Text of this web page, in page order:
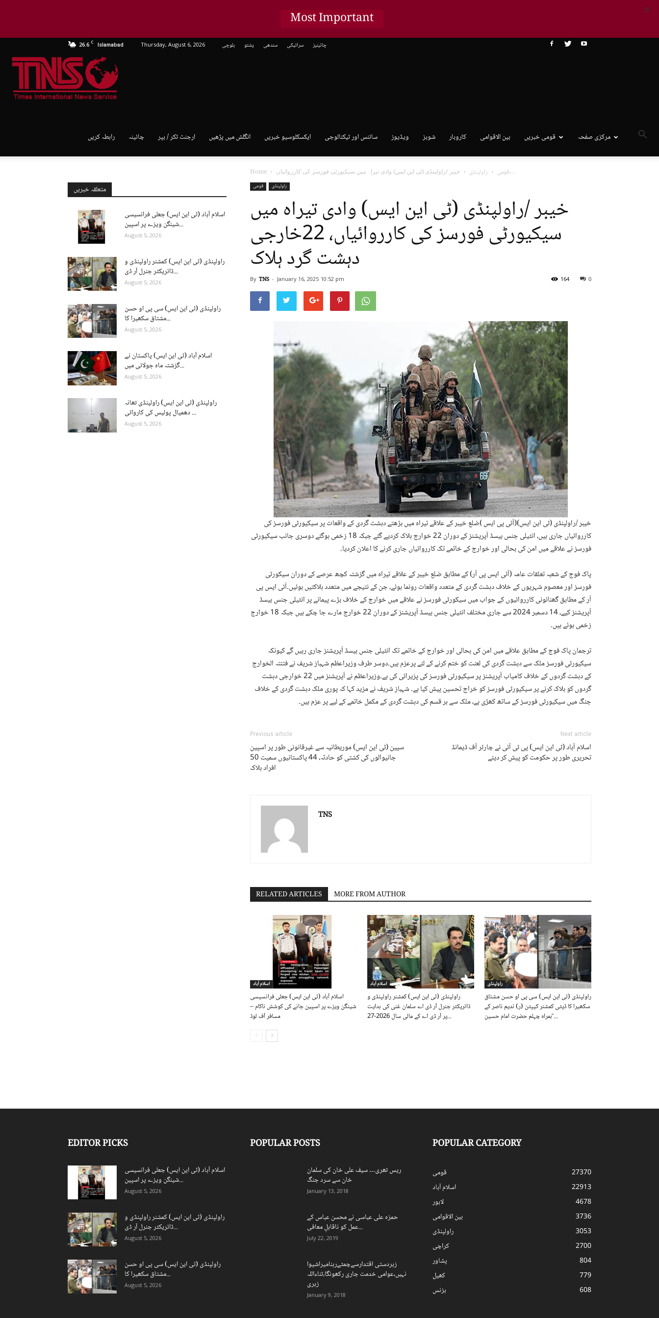
26.6 C Islamabad Thursday, August 6, 2026 بلوچی پشتو سندھی سرائیکی چائینیز
رابطہ کریں چائینہ ارجنٹ ٹکر / بپر انگلش میں پڑھیں ایکسکلوسیو خبریں سائنس اور ٹیکنالوجی ویڈیوز شوبز کاروبار بین الاقوامی قومی خبریں مرکزی صفحہ
Home قومی راولپنڈی
خیبر /راولپنڈی (ٹی این ایس) وادی تیراہ میں سیکیورٹی فورسز کی کارروائیاں،...
قومی
راولپنڈی
خیبر /راولپنڈی (ٹی این ایس) وادی تیراہ میں
سیکیورٹی فورسز کی کارروائیاں، 22خارجی
دہشت گرد ہلاک
By TNS - January 16, 2025 10:52 pm 0
164
خیبر /راولپنڈی (ٹی این ایس)(آئی پی ایس )ضلع خیبر کے علاقے تیراہ میں بڑھتے دہشت گردی کے واقعات پر سیکیورٹی فورسز کی
کارروائیاں جاری ہیں، انٹیلی جنس بیسڈ آپریشنز کے دوران 22 خوارج ہلاک کردیے گئے جبکہ 18 زخمی ہوگئے دوسری جانب سیکیورٹی
فورسز نے علاقے میں امن کی بحالی اور خوارج کے خاتمے تک کارروائیاں جاری کرنے کا اعلان کردیا۔
پاک فوج کے شعبہ تعلقات عامہ (آئی ایس پی آر) کے مطابق ضلع خیبر کے علاقے تیراہ میں گزشتہ کچھ عرصے کے دوران سیکورٹی
فورسز اور معصوم شہریوں کے خلاف دہشت گردی کے متعدد واقعات رونما ہوئے، جن کے نتیجے میں متعدد ہلاکتیں ہوئیں۔آئی ایس پی
آر کے مطابق گھنائونی کارروائیوں کے جواب میں سیکورٹی فورسز نے علاقے میں خوارج کے خلاف بڑے پیمانے پر انٹیلی جنس بیسڈ
آپریشنز کیے، 14 دسمبر 2024 سے جاری مختلف انٹیلی جنس بیسڈ آپریشنز کے دوران 22 خوارج مارے جا چکے ہیں جبکہ 18 خوارج
زخمی ہوئے ہیں۔
ترجمان پاک فوج کے مطابق علاقے میں امن کی بحالی اور خوارج کے خاتمے تک انٹیلی جنس بیسڈ آپریشنز جاری رہیں گے کیونکہ
سیکیورٹی فورسز ملک سے دہشت گردی کی لعنت کو ختم کرنے کے لئے پرعزم ہیں۔دوسر طرف وزیراعظم شہباز شریف نے فتنتہ الخوارج
کے دہشت گردوں کے خلاف کامیاب آپریشنز پر سیکیورٹی فورسز کی پزیرائی کی ہے۔وزیراعظم نے آپریشنز میں 22 خوارجی دہشت
گردوں کو ہلاک کرنے پر سیکیورٹی فورسز کو خراج تحسین پیش کیا ہے۔ شہباز شریف نے مزید کہا کہ پوری ملک دہشت گردی کے خلاف
جنگ میں سیکیورٹی فورسز کے ساتھ کھڑی ہے، ملک سے ہر قسم کی دہشت گردی کے مکمل خاتمے کے لیے پر عزم ہیں۔
Previous article
سپین (ٹی این ایس) موریطانیہ سے غیرقانونی طور پر اسپین
جانیوالوں کی کشتی کو حادثہ، 44 پاکستانیوں سمیت 50
افراد ہلاک
Next article
اسلام آباد (ٹی این ایس) پی ٹی آئی نے چارٹر آف ڈیمانڈ
تحریری طور پر حکومت کو پیش کر دیئے
TNS
RELATED ARTICLES MORE FROM AUTHOR
اسلام آباد
اسلام آباد (ٹی این ایس) جعلی فرانسیسی
شینگن ویزے پر اسپین جانے کی کوشش ناکام –
مسافر آف لوڈ
اسلام آباد
راولپنڈی (ٹی این ایس) کمشنر راولپنڈی و
ڈائریکٹر جنرل آر ڈی اے سلمان غنی کی ہدایت
پر آر ڈی اے کے مالی سال 2026-27...
راولپنڈی
راولپنڈی (ٹی این ایس) سی پی او حسن مشتاق
سکھیرا کا ڈپٹی کمشنر کیپٹن (ر) ندیم ناصر کے
ہمراہ چہلم حضرت امام حسین ؓ...
متعلقہ خبریں
اسلام آباد (ٹی این ایس) جعلی فرانسیسی
شینگن ویزے پر اسپین...
August 5, 2026
راولپنڈی (ٹی این ایس) کمشنر راولپنڈی و
ڈائریکٹر جنرل آر ڈی...
August 5, 2026
راولپنڈی (ٹی این ایس) سی پی او حسن
مشتاق سکھیرا کا...
August 5, 2026
اسلام آباد (ٹی این ایس) پاکستان نے
گزشتہ ماہ جولائی میں...
August 5, 2026
راولپنڈی (ٹی این ایس) راولپنڈی تھانہ
دھمیال پولیس کی کاروائی ...
August 5, 2026
EDITOR PICKS
اسلام آباد (ٹی این ایس) جعلی فرانسیسی
شینگن ویزے پر اسپین...
August 5, 2026
راولپنڈی (ٹی این ایس) کمشنر راولپنڈی و
ڈائریکٹر جنرل آر ڈی...
August 5, 2026
راولپنڈی (ٹی این ایس) سی پی او حسن
مشتاق سکھیرا کا...
August 5, 2026
POPULAR POSTS
ریس تھری… سیف علی خان کی سلمان
خان سے سرد جنگ
January 13, 2018
حمزہ علی عباسی نے محسن عباس کے
عمل کو ناقابلِ معافی...
July 22, 2019
زبردستی اقتدارسےچمٹےرہنامیراشیوا
نہیں،عوامی خدمت جاری رکھونگا،ثناءاللہ
زہری
January 9, 2018
POPULAR CATEGORY
قومی
27370
اسلام آباد
22913
لاہور
4678
بین الاقوامی
3736
راولپنڈی
3053
کراچی
2700
پشاور
804
کھیل
779
بزنس
608
Most Important X